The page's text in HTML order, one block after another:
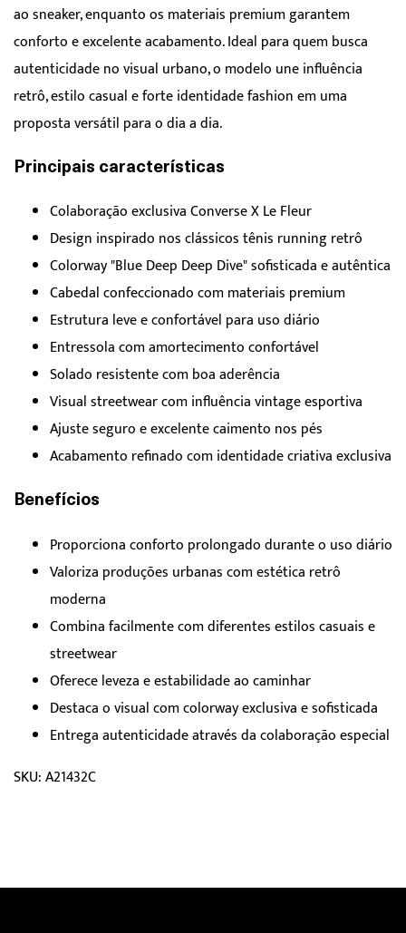
ao sneaker, enquanto os materiais premium garantem
conforto e excelente acabamento. Ideal para quem busca
autenticidade no visual urbano, o modelo une influência
retrô, estilo casual e forte identidade fashion em uma
proposta versátil para o dia a dia.
Principais características
Colaboração exclusiva Converse X Le Fleur
Design inspirado nos clássicos tênis running retrô
Colorway "Blue Deep Deep Dive" sofisticada e autêntica
Cabedal confeccionado com materiais premium
Estrutura leve e confortável para uso diário
Entressola com amortecimento confortável
Solado resistente com boa aderência
Visual streetwear com influência vintage esportiva
Ajuste seguro e excelente caimento nos pés
Acabamento refinado com identidade criativa exclusiva
Benefícios
Proporciona conforto prolongado durante o uso diário
Valoriza produções urbanas com estética retrô
moderna
Combina facilmente com diferentes estilos casuais e
streetwear
Oferece leveza e estabilidade ao caminhar
Destaca o visual com colorway exclusiva e sofisticada
Entrega autenticidade através da colaboração especial
SKU: A21432C